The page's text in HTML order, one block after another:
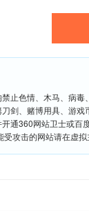
止色情、木马、病
剑、赌博用具、游
开通360网站卫士或百
受攻击的网站请在虚